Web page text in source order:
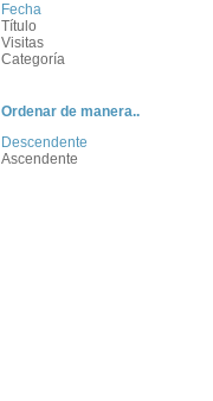
Fecha
Título
Visitas
Categoría
Ordenar de manera..
Descendente
Ascendente